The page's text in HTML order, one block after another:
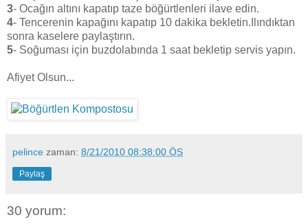
3- Ocağın altını kapatıp taze böğürtlenleri ilave edin.
4- Tencerenin kapağını kapatıp 10 dakika bekletin.Ilındıktan
sonra kaselere paylaştırın.
5- Soğuması için buzdolabında 1 saat bekletip servis yapın.
Afiyet Olsun...
pelince zaman: 8/21/2010 08:38:00 ÖS
Paylaş
30 yorum: